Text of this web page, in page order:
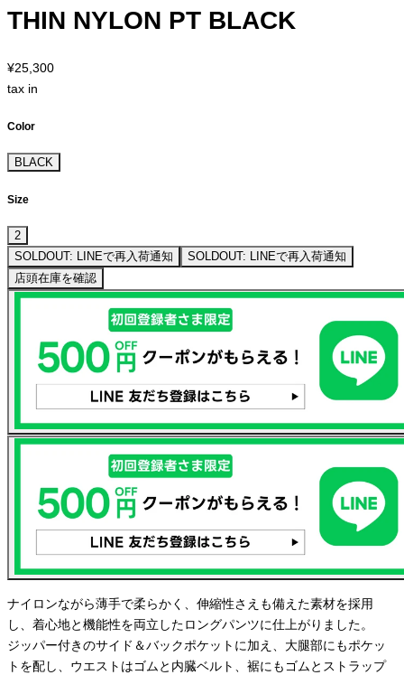
THIN NYLON PT BLACK
¥25,300
tax in
Color
BLACK
Size
2
SOLDOUT: LINEで再入荷通知
SOLDOUT: LINEで再入荷通知
店頭在庫を確認
ナイロンながら薄手で柔らかく、伸縮性さえも備えた素材を採用
し、着心地と機能性を両立したロングパンツに仕上がりました。
ジッパー付きのサイド＆バックポケットに加え、大腿部にもポケッ
トを配し、ウエストはゴムと内臓ベルト、裾にもゴムとストラップ